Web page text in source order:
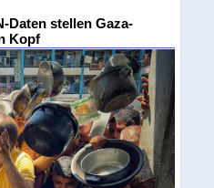
Daten stellen Gaza-
Kopf